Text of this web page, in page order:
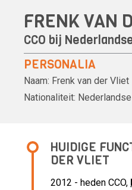
FRENK VAN
CCO bij
PERSONALIA
Naam: Frenk van der Vliet
Nationaliteit: Nederlandse
HUIDIGE
DER VLIET
2012 - heden CCO,